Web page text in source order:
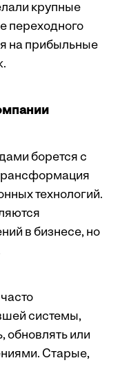
крупные
переходного
на прибыльные
борется с
технологий.
в бизнесе, но
системы,
обновлять или
Старые,